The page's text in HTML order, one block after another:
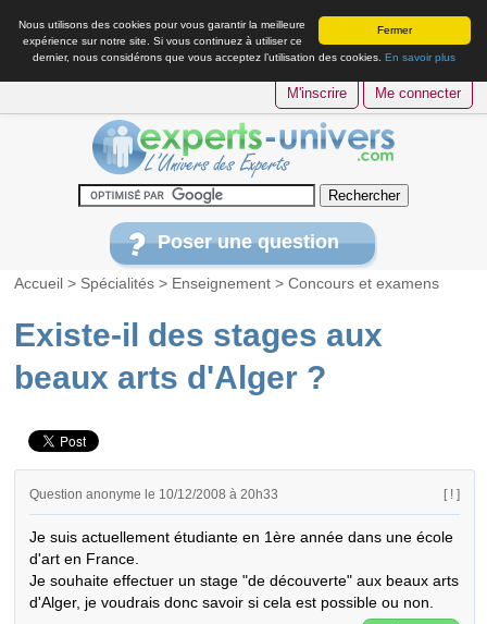
Fermer
Nous utilisons des cookies pour vous garantir la meilleure
expérience sur notre site. Si vous continuez à utiliser ce
dernier, nous considérons que vous acceptez l’utilisation des cookies. En savoir plus
M'inscrire Me connecter
Poser une question
Accueil > Spécialités > Enseignement >Concours et examens
Existe-il des stages aux
beaux arts d'Alger ?
Question anonyme le 10/12/2008 à 20h33 [ ! ]
Je suis actuellement étudiante en 1ère année dans une école
d'art en France.
Je souhaite effectuer un stage "de découverte" aux beaux arts
d'Alger, je voudrais donc savoir si cela est possible ou non.